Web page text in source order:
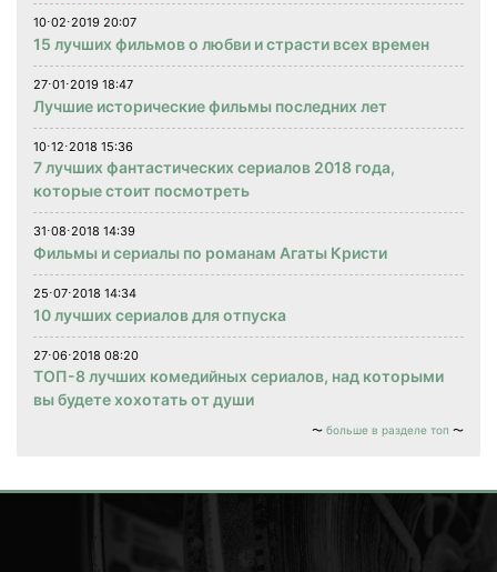
10⋅02⋅2019 20:07
15 лучших фильмов о любви и страсти всех времен
27⋅01⋅2019 18:47
Лучшие исторические фильмы последних лет
10⋅12⋅2018 15:36
7 лучших фантастических сериалов 2018 года,
которые стоит посмотреть
31⋅08⋅2018 14:39
Фильмы и сериалы по романам Агаты Кристи
25⋅07⋅2018 14:34
10 лучших сериалов для отпуска
27⋅06⋅2018 08:20
ТОП-8 лучших комедийных сериалов, над которыми
вы будете хохотать от души
больше в разделе топ